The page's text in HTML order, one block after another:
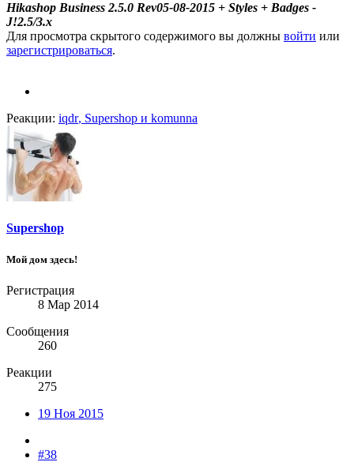
Hikashop Business 2.5.0 Rev05-08-2015 + Styles + Badges -
J!2.5/3.x
Для просмотра скрытого содержимого вы должны войти или
зарегистрироваться.
Реакции: iqdr, Supershop и komunna
Supershop
Мой дом здесь!
Регистрация
8 Мар 2014
Сообщения
260
Реакции
275
19 Ноя 2015
#38